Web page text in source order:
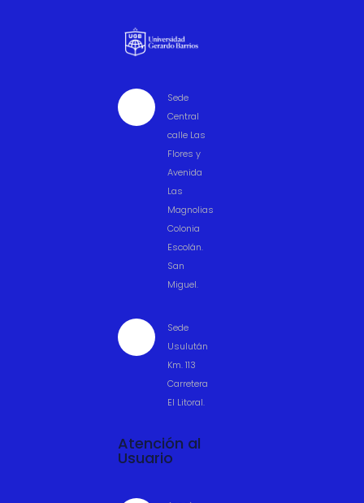
Sede
Central
calle Las
Flores y
Avenida
Las
Magnolias
Colonia
Escolán.
San
Miguel.
Sede
Usulután
Km. 113
Carretera
El Litoral.
Atención al
Usuario